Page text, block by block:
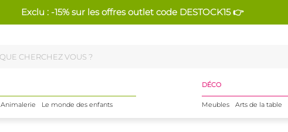
Exclu : -15% sur les offres outlet code DESTOCK15 👉
Animalerie Le monde des enfants
DÉCO
Meubles Arts de la table